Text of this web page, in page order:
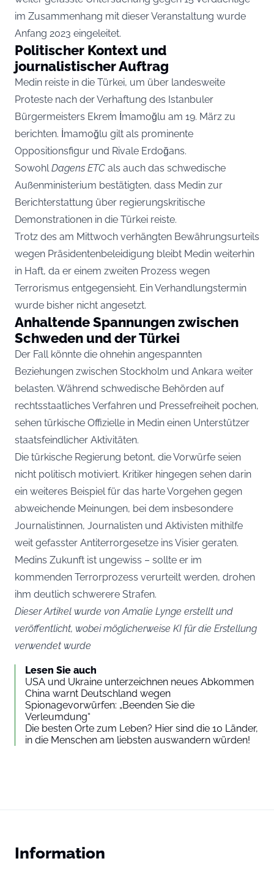
im Zusammenhang mit dieser Veranstaltung wurde
Anfang 2023 eingeleitet.
Politischer Kontext und
journalistischer Auftrag
Medin reiste in die Türkei, um über landesweite
Proteste nach der Verhaftung des Istanbuler
Bürgermeisters Ekrem İmamoğlu am 19. März zu
berichten. İmamoğlu gilt als prominente
Oppositionsfigur und Rivale Erdoğans.
SowohlDagens ETC als auch das schwedische
Außenministerium bestätigten, dass Medin zur
Berichterstattung über regierungskritische
Demonstrationen in die Türkei reiste.
Trotz des am Mittwoch verhängten Bewährungsurteils
wegen Präsidentenbeleidigung bleibt Medin weiterhin
in Haft, da er einem zweiten Prozess wegen
Terrorismus entgegensieht. Ein Verhandlungstermin
wurde bisher nicht angesetzt.
Anhaltende Spannungen zwischen
Schweden und der Türkei
Der Fall könnte die ohnehin angespannten
Beziehungen zwischen Stockholm und Ankara weiter
belasten. Während schwedische Behörden auf
rechtsstaatliches Verfahren und Pressefreiheit pochen,
sehen türkische Offizielle in Medin einen Unterstützer
staatsfeindlicher Aktivitäten.
Die türkische Regierung betont, die Vorwürfe seien
nicht politisch motiviert. Kritiker hingegen sehen darin
ein weiteres Beispiel für das harte Vorgehen gegen
abweichende Meinungen, bei dem insbesondere
Journalistinnen, Journalisten und Aktivisten mithilfe
weit gefasster Antiterrorgesetze ins Visier geraten.
Medins Zukunft ist ungewiss – sollte er im
kommenden Terrorprozess verurteilt werden, drohen
ihm deutlich schwerere Strafen.
Dieser Artikel wurde von Amalie Lynge erstellt und
veröffentlicht, wobei möglicherweise KI für die Erstellung
verwendet wurde
Lesen Sie auch
USA und Ukraine unterzeichnen neues Abkommen
China warnt Deutschland wegen
Spionagevorwürfen: „Beenden Sie die
Verleumdung“
Die besten Orte zum Leben? Hier sind die 10 Länder,
in die Menschen am liebsten auswandern würden!
Information